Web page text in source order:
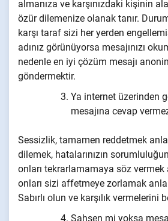
almanıza ve karşınızdaki kişinin
özür dilemenize olanak tanır.
karşı taraf sizi her yerden
adınız görünüyorsa mesajınızı
nedenle en iyi çözüm mesajı
göndermektir.
Ya internet üzerinden
mesajına cevap
Sessizlik, tamamen reddetmek
dilemek, hatalarınızın
onları tekrarlamamaya söz vermek
onları sizi affetmeye zorlamak
Sabırlı olun ve karşılık vermelerini
Şahsen mi yoksa